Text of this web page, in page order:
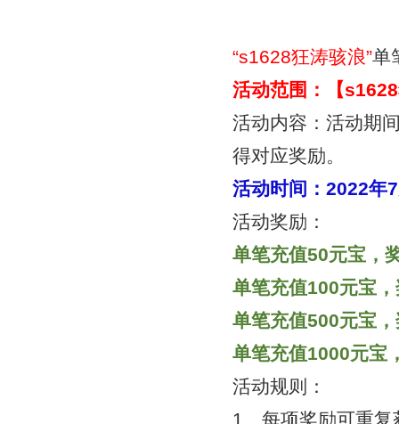
“s1628狂涛骇浪”单
活动范围：【
活动内容：活动期
得对应奖励。
活动时间：2022年
活动奖励：
单笔充值50元宝，
单笔充值100元宝
单笔充值500元宝
单笔充值1000元宝
活动规则：
1、每项奖励可重